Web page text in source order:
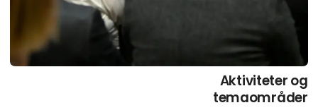
Aktiviteter og
temaområder